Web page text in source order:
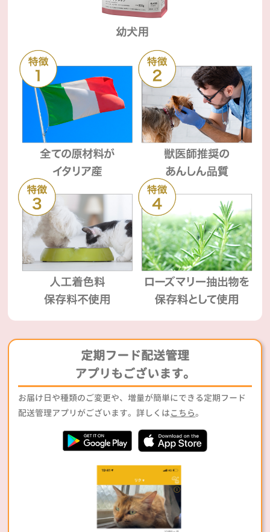
定期フード配送管理
アプリもございます。
お届け日や種類のご変更や、増量が簡単にできる定期フード
配送管理アプリがございます。詳しくはこちら。